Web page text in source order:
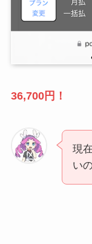
36,700円！
現
い